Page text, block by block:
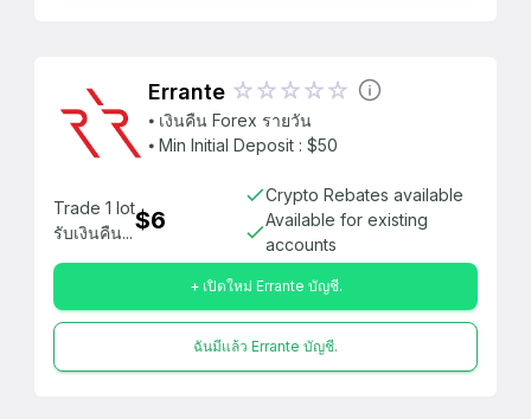
Errante
⦁ เงินคืน Forex รายวัน
⦁ Min Initial Deposit : $50
Trade 1 lot
รับเงินคืน...$6
Crypto Rebates available
Available for existing
accounts
+ เปิดใหม่ Errante บัญชี.
ฉันมีแล้ว Errante บัญชี.